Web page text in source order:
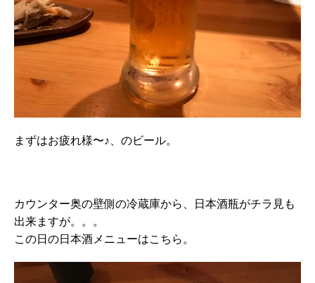
まずはお疲れ様〜♪、のビール。
カウンター奥の壁側の冷蔵庫から、日本酒瓶がチラ見も
出来ますが。。。
この日の日本酒メニューはこちら。